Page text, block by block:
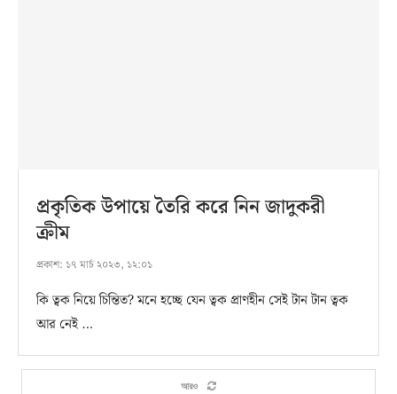
প্রকৃতিক উপায়ে তৈরি করে নিন জাদুকরী
ক্রীম
প্রকাশ: ১৭ মার্চ ২০২৩, ১২:০১
কি ত্বক নিয়ে চিন্তিত? মনে হচ্ছে যেন ত্বক প্রাণহীন সেই টান টান ত্বক
আর নেই …
আরও